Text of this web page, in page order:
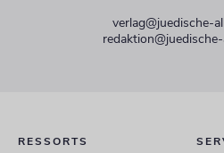
verlag@juedische-
RESSORTS